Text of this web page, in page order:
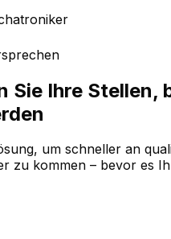
Sie Ihre Stellen,
um schneller an
zu kommen – bevor es